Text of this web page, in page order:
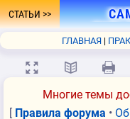
СТАТЬИ
- ПУТЬ
ГЛАВНАЯ
💻 📖
🖨
Многие темы
[ Правила форума •